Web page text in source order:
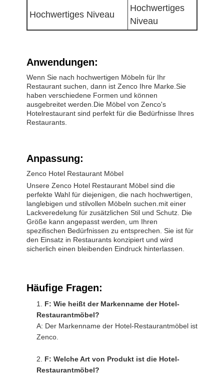
Hochwertiges Niveau
Hochwertiges
Niveau
Anwendungen:
Wenn Sie nach hochwertigen Möbeln für Ihr
Restaurant suchen, dann ist Zenco Ihre Marke.Sie
haben verschiedene Formen und können
ausgebreitet werden.Die Möbel von Zenco's
Hotelrestaurant sind perfekt für die Bedürfnisse Ihres
Restaurants.
Anpassung:
Zenco Hotel Restaurant Möbel
Unsere Zenco Hotel Restaurant Möbel sind die
perfekte Wahl für diejenigen, die nach hochwertigen,
langlebigen und stilvollen Möbeln suchen.mit einer
Lackveredelung für zusätzlichen Stil und Schutz. Die
Größe kann angepasst werden, um Ihren
spezifischen Bedürfnissen zu entsprechen. Sie ist für
den Einsatz in Restaurants konzipiert und wird
sicherlich einen bleibenden Eindruck hinterlassen.
Häufige Fragen:
F: Wie heißt der Markenname der Hotel-
Restaurantmöbel?
A: Der Markenname der Hotel-Restaurantmöbel ist
Zenco.
F: Welche Art von Produkt ist die Hotel-
Restaurantmöbel?